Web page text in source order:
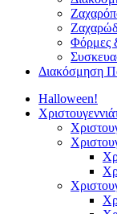
Φόρμες
Διακόσμηση
Halloween!